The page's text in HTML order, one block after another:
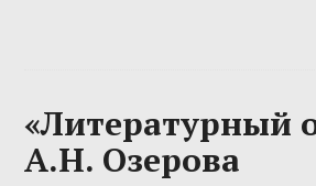
«Литературный
А.Н. Озерова